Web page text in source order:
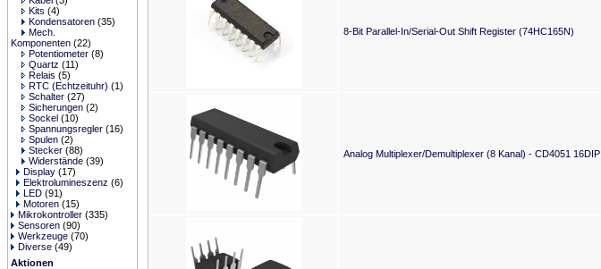
Kits (4)
Kondensatoren (35)
Mech.
Komponenten (22)
Potentiometer (8)
Quartz (11)
Relais (5)
RTC (Echtzeituhr) (1)
Schalter (27)
Sicherungen (2)
Sockel (10)
Spannungsregler (16)
Spulen (2)
Stecker (88)
Widerstände (39)
Display (17)
Elektrolumineszenz (6)
LED (91)
Motoren (15)
Mikrokontroller (335)
Sensoren (90)
Werkzeuge (70)
Diverse (49)
Aktionen
8-Bit Parallel-In/Serial-Out Shift Register (74HC165N)
Analog Multiplexer/Demultiplexer (8 Kanal) - CD4051 16DIP